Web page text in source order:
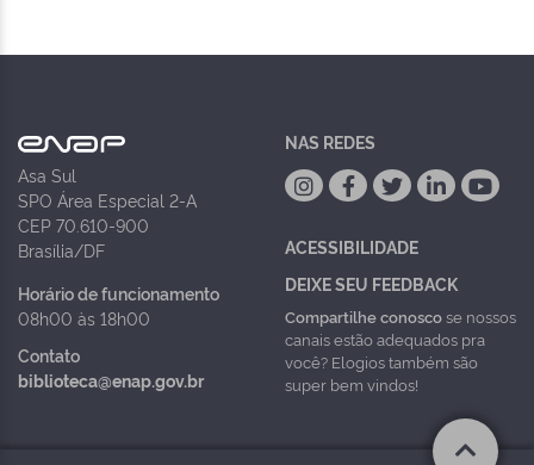
Asa Sul
SPO Área Especial 2-A
CEP 70.610-900
Brasília/DF
Horário de funcionamento
08h00 às 18h00
Contato
biblioteca@enap.gov.br
NAS REDES
ACESSIBILIDADE
DEIXE SEU FEEDBACK
Compartilhe conoscose nossos
canais estão adequados pra
você? Elogios também são
super bem vindos!